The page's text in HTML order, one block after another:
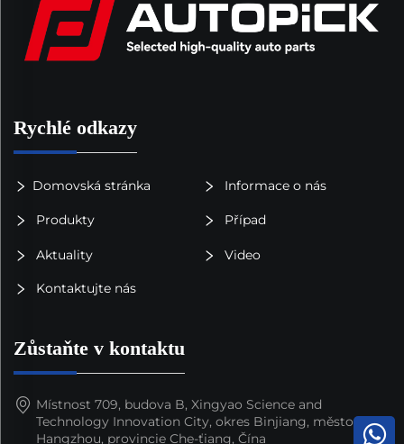
Rychlé odkazy
Domovská stránka Informace o nás
Produkty Případ
Aktuality Video
Kontaktujte nás
Zůstaňte v kontaktu
Místnost 709, budova B, Xingyao Science and
Technology Innovation City, okres Binjiang, město
Hangzhou, provincie Che-ťiang, Čína